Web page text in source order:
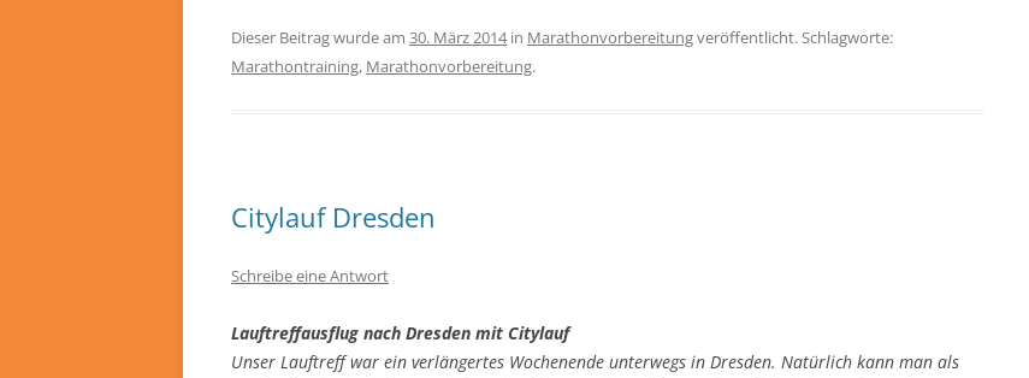
Dieser Beitrag wurde am 30. März 2014in Marathonvorbereitungveröffentlicht. Schlagworte:
Marathontraining, Marathonvorbereitung.
Citylauf Dresden
Schreibe eine Antwort
Lauftreffausflug nach Dresden mit Citylauf
Unser Lauftreff war ein verlängertes Wochenende unterwegs in Dresden. Natürlich kann man als